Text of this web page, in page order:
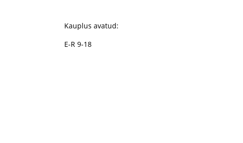
Kauplus avatud:
E-R 9-18